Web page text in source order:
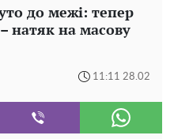
до межі: тепер
натяк на масову
11:11 28.02